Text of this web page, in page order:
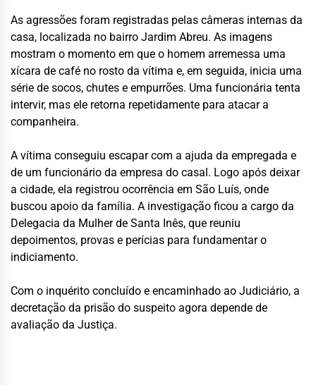
As agressões foram registradas pelas câmeras internas da
casa, localizada no bairro Jardim Abreu. As imagens
mostram o momento em que o homem arremessa uma
xícara de café no rosto da vítima e, em seguida, inicia uma
série de socos, chutes e empurrões. Uma funcionária tenta
intervir, mas ele retorna repetidamente para atacar a
companheira.
A vítima conseguiu escapar com a ajuda da empregada e
de um funcionário da empresa do casal. Logo após deixar
a cidade, ela registrou ocorrência em São Luís, onde
buscou apoio da família. A investigação ficou a cargo da
Delegacia da Mulher de Santa Inês, que reuniu
depoimentos, provas e perícias para fundamentar o
indiciamento.
Com o inquérito concluído e encaminhado ao Judiciário, a
decretação da prisão do suspeito agora depende de
avaliação da Justiça.